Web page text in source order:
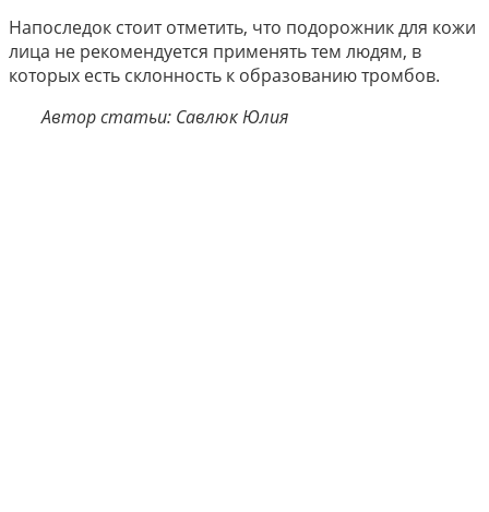
Напоследок стоит отметить, что подорожник для кожи
лица не рекомендуется применять тем людям, в
которых есть склонность к образованию тромбов.
Автор статьи: Савлюк Юлия